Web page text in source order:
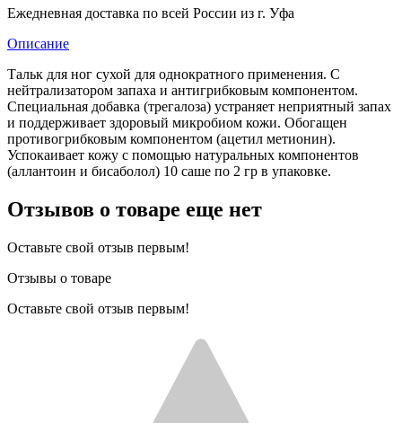
Ежедневная доставка по всей России из г. Уфа
Описание
Тальк для ног сухой для однократного применения. С
нейтрализатором запаха и антигрибковым компонентом.
Специальная добавка (трегалоза) устраняет неприятный запах
и поддерживает здоровый микробиом кожи. Обогащен
противогрибковым компонентом (ацетил метионин).
Успокаивает кожу с помощью натуральных компонентов
(аллантоин и бисаболол) 10 саше по 2 гр в упаковке.
Отзывов о товаре еще нет
Оставьте свой отзыв первым!
Отзывы о товаре
Оставьте свой отзыв первым!